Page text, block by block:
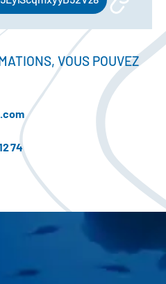
VOUS POUVEZ
74